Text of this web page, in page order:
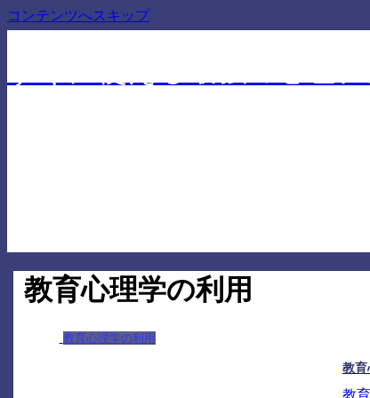
コンテンツへスキップ
教育心理学の利用
教育心理学の利用
教育